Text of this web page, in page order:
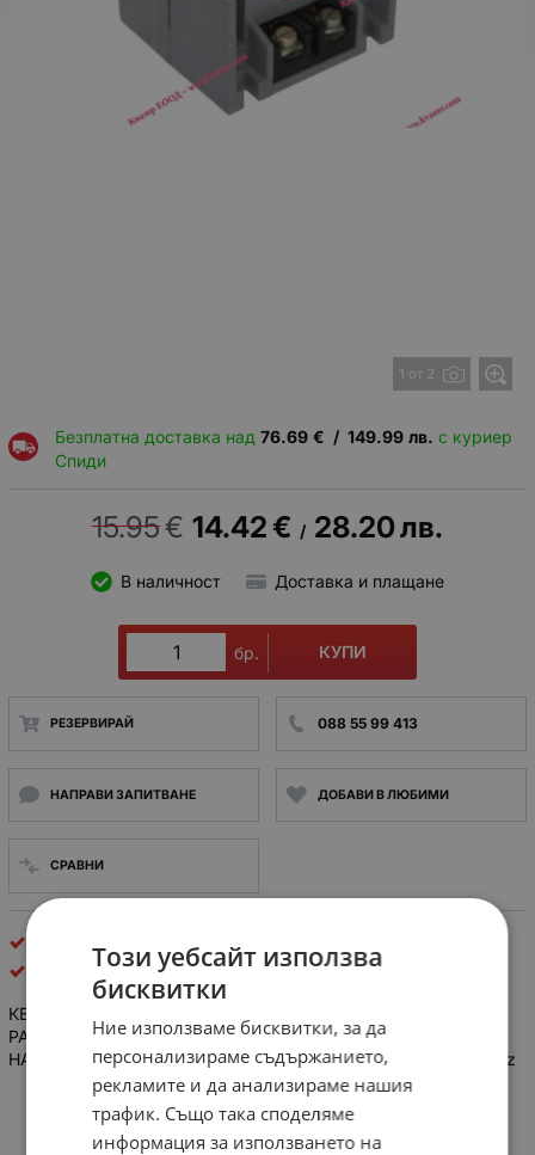
1 от 2
Безплатна доставка над 76.69 € / 149.99 лв. с куриер
Спиди
15.95€ 14.42€ / 28.20лв.
В наличност Доставка и плащане
бр. КУПИ
РЕЗЕРВИРАЙ 088 55 99 413
НАПРАВИ ЗАПИТВАНЕ ДОБАВИ В ЛЮБИМИ
СРАВНИ
България
КВ1 ВЪЗДУШЕН КОНТАКТОР ЗА ПРОМЕНЛИВ ТОК
РАБОТЕН ТОК - 10А
НАПРЕЖЕНИЕ НА ВЕРИГАТА ЗА УПРАВЛЕНИЕ - 36V AC 50Hz
Този уебсайт използва
бисквитки
Ние използваме бисквитки, за да
персонализираме съдържанието,
рекламите и да анализираме нашия
трафик. Също така споделяме
информация за използването на